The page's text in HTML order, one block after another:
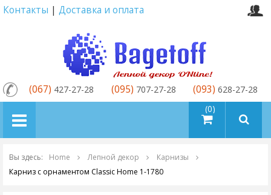
Контакты | Доставка и оплата
товаров (0)
(067) 427-27-28 (095) 707-27-28 (093) 628-27-28
Вы здесь: Home Лепной декор
Карнизы
Карниз с орнаментом Classic Home 1-1780